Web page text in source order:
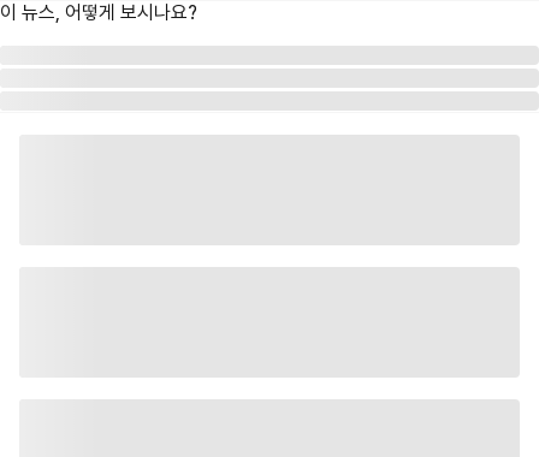
이 뉴스, 어떻게 보시나요?